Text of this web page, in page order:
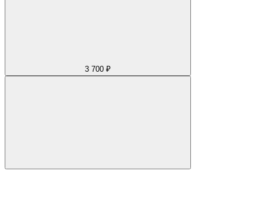
3 700 ₽